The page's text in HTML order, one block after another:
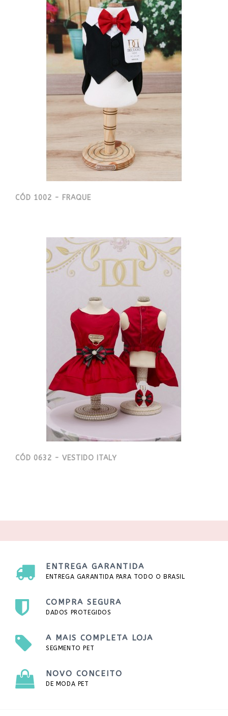
CÓD 1002 - FRAQUE
CÓD 0632 - VESTIDO ITALY
ENTREGA GARANTIDA
ENTREGA GARANTIDA PARA TODO O BRASIL
COMPRA SEGURA
DADOS PROTEGIDOS
A MAIS COMPLETA LOJA
SEGMENTO PET
NOVO CONCEITO
DE MODA PET